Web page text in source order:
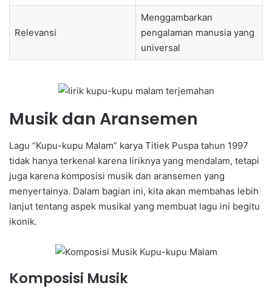
Relevansi
Menggambarkan
pengalaman manusia yang
universal
Musik dan Aransemen
Lagu “Kupu-kupu Malam” karya Titiek Puspa tahun 1997
tidak hanya terkenal karena liriknya yang mendalam, tetapi
juga karena komposisi musik dan aransemen yang
menyertainya. Dalam bagian ini, kita akan membahas lebih
lanjut tentang aspek musikal yang membuat lagu ini begitu
ikonik.
Komposisi Musik